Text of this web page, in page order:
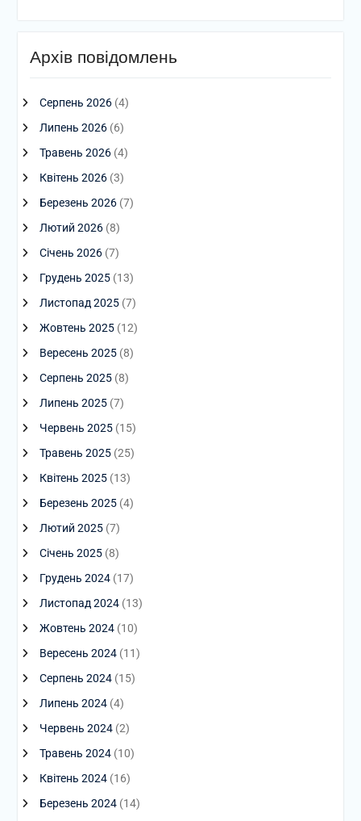
Архів повідомлень
Серпень 2026(4)
Липень 2026(6)
Травень 2026(4)
Квітень 2026(3)
Березень 2026(7)
Лютий 2026(8)
Січень 2026(7)
Грудень 2025(13)
Листопад 2025(7)
Жовтень 2025(12)
Вересень 2025(8)
Серпень 2025(8)
Липень 2025(7)
Червень 2025(15)
Травень 2025(25)
Квітень 2025(13)
Березень 2025(4)
Лютий 2025(7)
Січень 2025(8)
Грудень 2024(17)
Листопад 2024(13)
Жовтень 2024(10)
Вересень 2024(11)
Серпень 2024(15)
Липень 2024(4)
Червень 2024(2)
Травень 2024(10)
Квітень 2024(16)
Березень 2024(14)